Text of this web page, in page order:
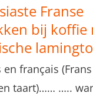
Franse
bij koffie
en français
taart)…… …..